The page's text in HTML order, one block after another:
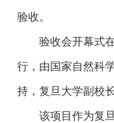
验收。
验收会开幕式
行，由国家自然科
持，复旦大学副校
该项目作为复